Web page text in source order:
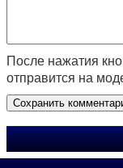
После нажатия
отправится на